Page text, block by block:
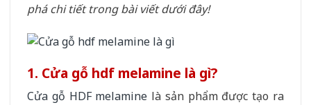
phá chi tiết trong bài viết dưới đây!
1. Cửa gỗ hdf melamine là gì?
Cửa gỗ HDF melamine là sản phẩm được tạo ra